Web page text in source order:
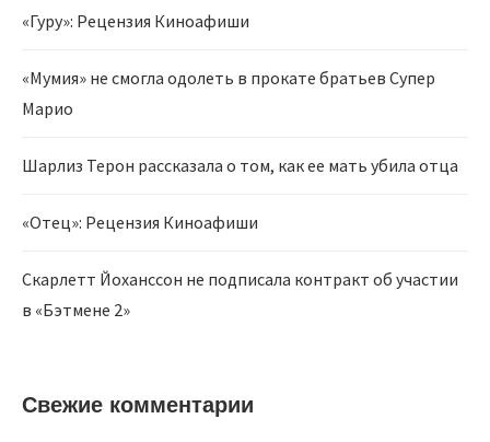
«Гуру»: Рецензия Киноафиши
«Мумия» не смогла одолеть в прокате братьев Супер
Марио
Шарлиз Терон рассказала о том, как ее мать убила отца
«Отец»: Рецензия Киноафиши
Скарлетт Йоханссон не подписала контракт об участии
в «Бэтмене 2»
Свежие комментарии